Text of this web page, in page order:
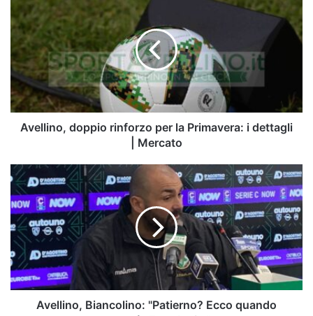
doppio
rinforzo
per
la
Primavera:
i
dettagli
|
Mercato
Avellino, doppio rinforzo per la Primavera: i dettagli
| Mercato
Avellino,
Biancolino:
"Patierno?
Ecco
quando
tornerà.
E
su
Gori..."
Avellino, Biancolino: "Patierno? Ecco quando